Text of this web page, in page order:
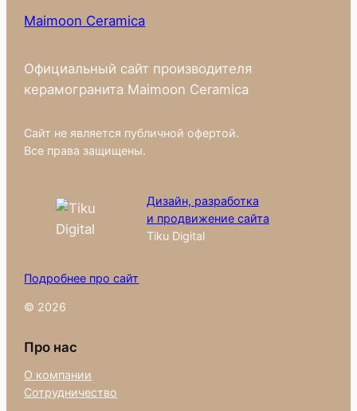
Maimoon Ceramica
Официальный сайт производителя
керамогранита Maimoon Ceramica
Сайт не является публичной офертой.
Все права защищены.
Дизайн, разработка
и продвижение сайта
Tiku Digital
Подробнее про сайт
© 2026
Про нас
О компании
Сотрудничество